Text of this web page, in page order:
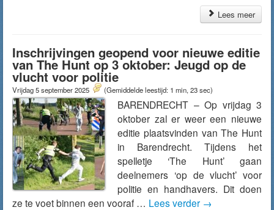
Lees meer
Inschrijvingen geopend voor nieuwe editie
van The Hunt op 3 oktober: Jeugd op de
vlucht voor politie
Vrijdag 5 september 2025 (Gemiddelde leestijd: 1 min, 23 sec)
BARENDRECHT – Op vrijdag 3
oktober zal er weer een nieuwe
editie plaatsvinden van The Hunt
in Barendrecht. Tijdens het
spelletje ‘The Hunt’ gaan
deelnemers ‘op de vlucht’ voor
politie en handhavers. Dit doen
ze te voet binnen een vooraf … Lees verder →